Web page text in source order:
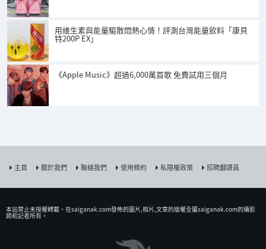
用維生素與能量驅散悶熱心情！評測台灣能量飲料「康貝
特200P EX」
《Apple Music》超過6,000萬首歌 免費試用三個月
主頁 關於我們 聯絡我們 使用條約 私隱權政策 招聘翻譯員
本站禁止未授權𨍭載。在saiganak.com發佈的圖片,相片,文章的版權全屬saiganak.com的攝影
師和記者所有。